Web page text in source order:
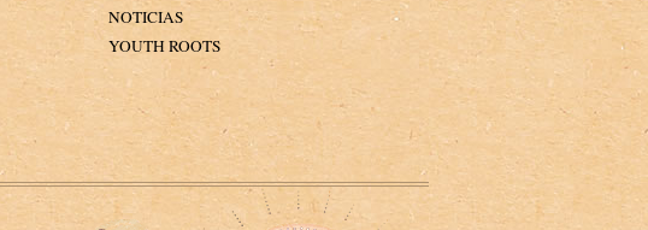
NOTICIAS
YOUTH ROOTS